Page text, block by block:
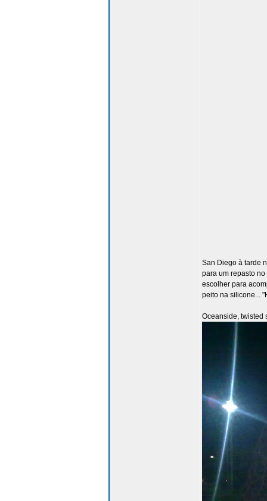
San Diego à tarde
para um repasto
escolher para
peito na silicone...
Oceanside, twisted